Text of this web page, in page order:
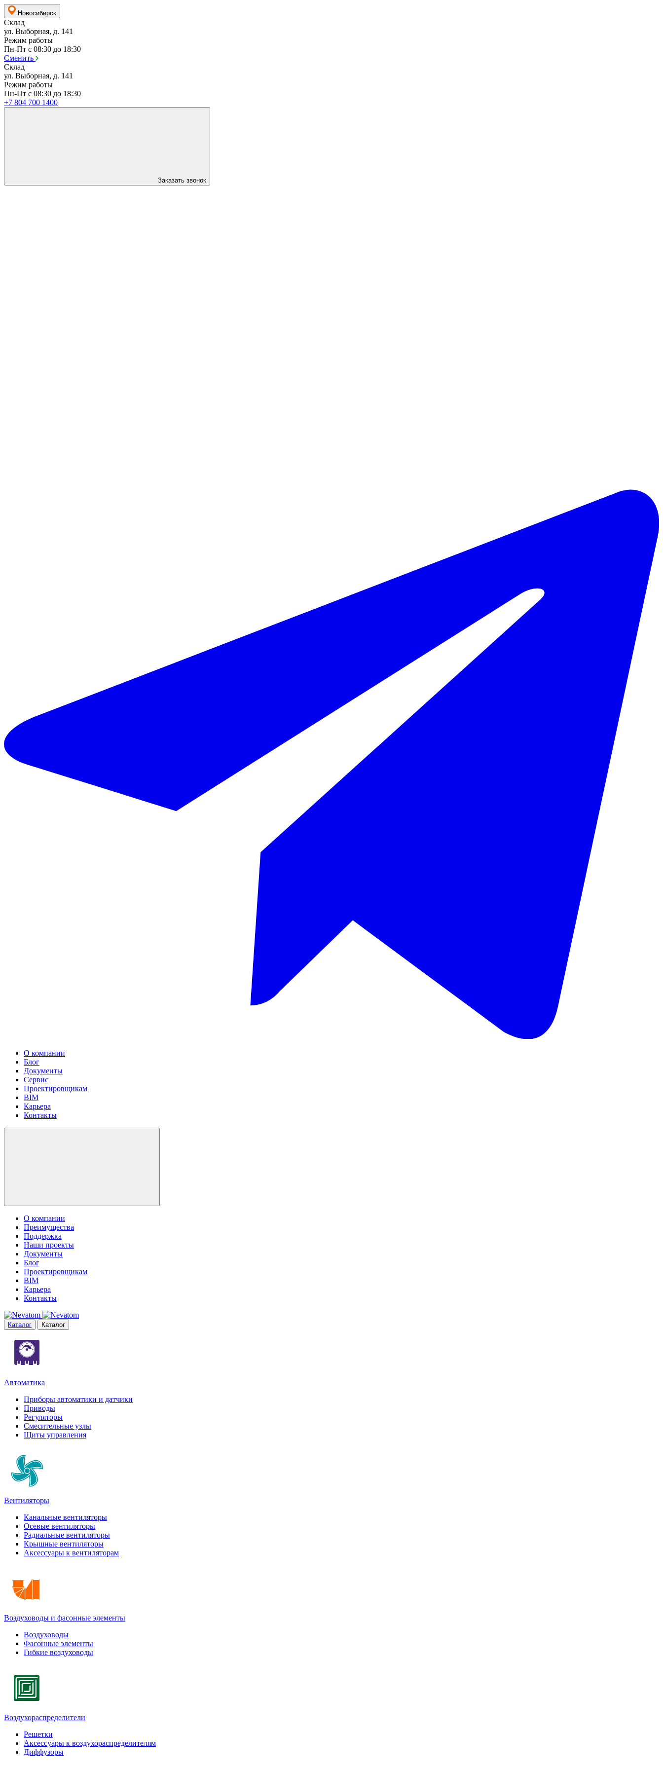
Новосибирск
Склад
ул. Выборная, д. 141
Режим работы
Пн-Пт с 08:30 до 18:30
Сменить
Склад
ул. Выборная, д. 141
Режим работы
Пн-Пт с 08:30 до 18:30
+7 804 700 1400
Заказать звонок
О компании
Блог
Документы
Сервис
Проектировщикам
BIM
Карьера
Контакты
О компании
Преимущества
Поддержка
Наши проекты
Документы
Блог
Проектировщикам
BIM
Карьера
Контакты
Каталог Каталог
Автоматика
Приборы автоматики и датчики
Приводы
Регуляторы
Смесительные узлы
Щиты управления
Вентиляторы
Канальные вентиляторы
Осевые вентиляторы
Радиальные вентиляторы
Крышные вентиляторы
Аксессуары к вентиляторам
Воздуховоды и фасонные элементы
Воздуховоды
Фасонные элементы
Гибкие воздуховоды
Воздухораспределители
Решетки
Аксессуары к воздухораспределителям
Диффузоры